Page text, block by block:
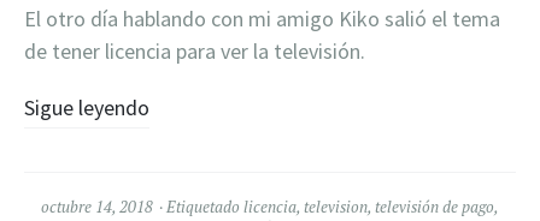
El otro día hablando con mi amigo Kiko salió el tema
de tener licencia para ver la televisión.
Sigue leyendo
octubre 14, 2018 Etiquetado licencia, television, televisión de pago,